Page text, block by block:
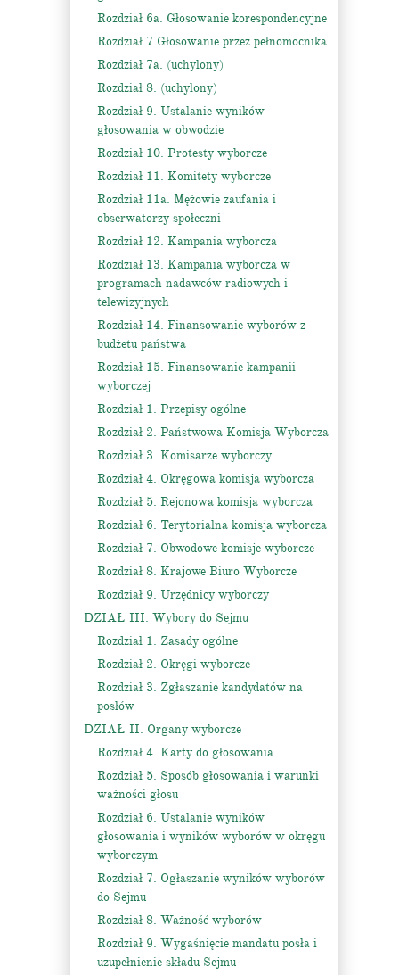
Rozdział 6a. Głosowanie korespondencyjne
Rozdział 7 Głosowanie przez pełnomocnika
Rozdział 7a. (uchylony)
Rozdział 8. (uchylony)
Rozdział 9. Ustalanie wyników
głosowania w obwodzie
Rozdział 10. Protesty wyborcze
Rozdział 11. Komitety wyborcze
Rozdział 11a. Mężowie zaufania i
obserwatorzy społeczni
Rozdział 12. Kampania wyborcza
Rozdział 13. Kampania wyborcza w
programach nadawców radiowych i
telewizyjnych
Rozdział 14. Finansowanie wyborów z
budżetu państwa
Rozdział 15. Finansowanie kampanii
wyborczej
Rozdział 1. Przepisy ogólne
Rozdział 2. Państwowa Komisja Wyborcza
Rozdział 3. Komisarze wyborczy
Rozdział 4. Okręgowa komisja wyborcza
Rozdział 5. Rejonowa komisja wyborcza
Rozdział 6. Terytorialna komisja wyborcza
Rozdział 7. Obwodowe komisje wyborcze
Rozdział 8. Krajowe Biuro Wyborcze
Rozdział 9. Urzędnicy wyborczy
DZIAŁ III. Wybory do Sejmu
Rozdział 1. Zasady ogólne
Rozdział 2. Okręgi wyborcze
Rozdział 3. Zgłaszanie kandydatów na
posłów
DZIAŁ II. Organy wyborcze
Rozdział 4. Karty do głosowania
Rozdział 5. Sposób głosowania i warunki
ważności głosu
Rozdział 6. Ustalanie wyników
głosowania i wyników wyborów w okręgu
wyborczym
Rozdział 7. Ogłaszanie wyników wyborów
do Sejmu
Rozdział 8. Ważność wyborów
Rozdział 9. Wygaśnięcie mandatu posła i
uzupełnienie składu Sejmu